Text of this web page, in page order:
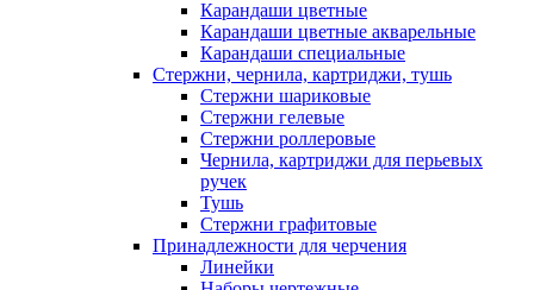
Карандаши цветные
Карандаши цветные акварельные
Карандаши специальные
Стержни, чернила, картриджи, тушь
Стержни шариковые
Стержни гелевые
Стержни роллеровые
Чернила, картриджи для перьевых
ручек
Тушь
Стержни графитовые
Принадлежности для черчения
Линейки